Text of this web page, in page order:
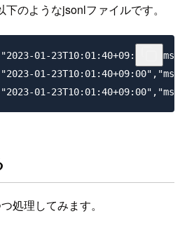
のようなjsonlファイルです。
01-
01-
処理してみます。